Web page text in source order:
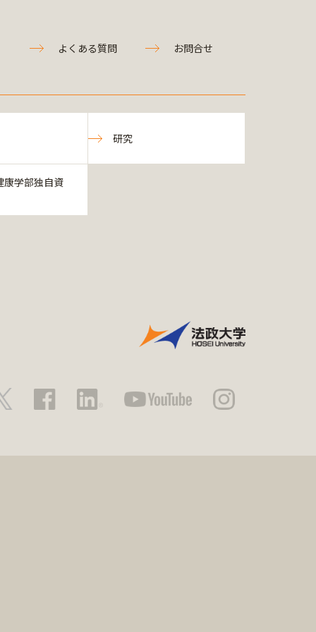
よくある質問 お問合せ
研究
康学部独自資